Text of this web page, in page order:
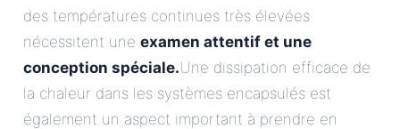
des températures continues très élevées
nécessitent une examen attentif et une
conception spéciale.Une dissipation efficace de
la chaleur dans les systèmes encapsulés est
également un aspect important à prendre en